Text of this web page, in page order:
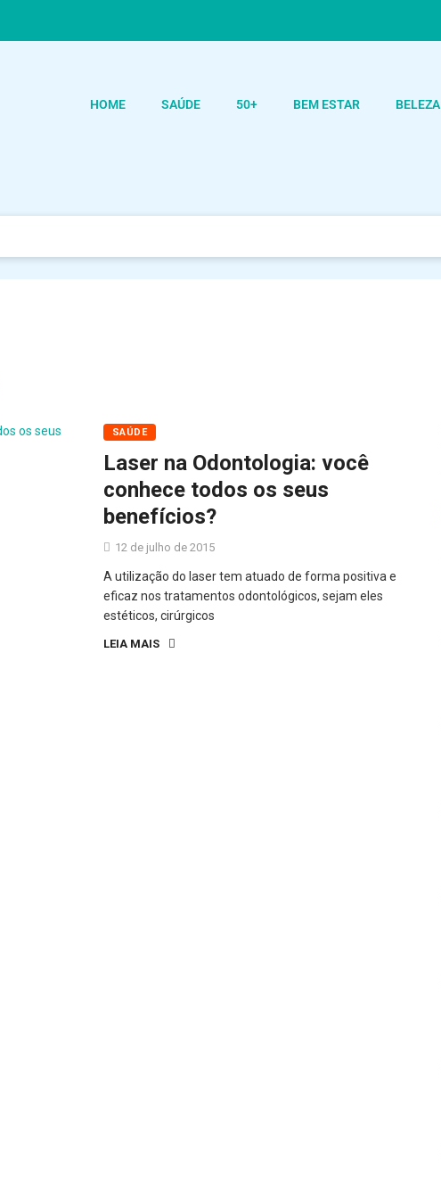
HOME SAÚDE 50+ BEM ESTAR BELEZA
SAÚDE
Laser na Odontologia: você
conhece todos os seus
benefícios?
12 de julho de 2015
A utilização do laser tem atuado de forma positiva e
eficaz nos tratamentos odontológicos, sejam eles
estéticos, cirúrgicos
LEIA MAIS